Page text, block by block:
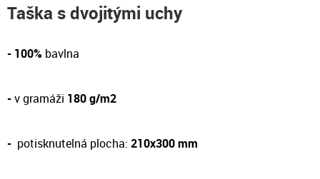
Taška s dvojitými uchy
- 100% bavlna
-v gramáži 180 g/m2
- potisknutelná plocha: 210x300 mm